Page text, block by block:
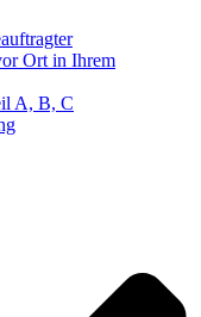
Ort in Ihrem
A, B, C